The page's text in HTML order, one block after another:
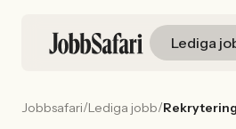
Lediga
Jobbsafari/Lediga jobb/